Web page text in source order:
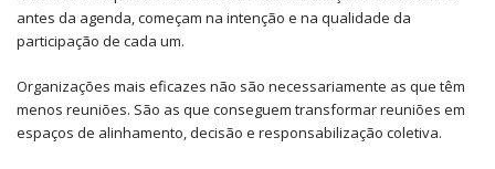
antes da agenda, começam na intenção e na qualidade da
participação de cada um.
Organizações mais eficazes não são necessariamente as que têm
menos reuniões. São as que conseguem transformar reuniões em
espaços de alinhamento, decisão e responsabilização coletiva.